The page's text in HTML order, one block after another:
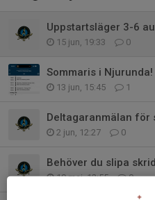
Uppstartsläger 3-6
15 jun, 19:33 0
Sommaris i Njurunda!
13 jun, 15:45 1
Deltagaranmälan för
2 jun, 12:27 0
Behöver du slipa
19 maj, 12:55 0